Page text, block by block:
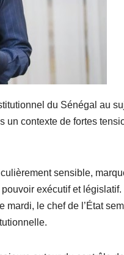
du Sénégal au
un contexte de fortes
sensible,
exécutif et
le chef de l’État